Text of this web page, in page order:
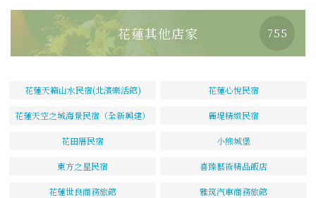
花蓮其他店家 755
花蓮天籟山水民宿(北濱樂活館) 花蓮心悅民宿
花蓮天空之城海景民宿（全新興建） 麗堤精緻民宿
花田厝民宿 小熊城堡
東方之星民宿 喜臻藝術精品飯店
花蓮世良商務旅館 雅筑汽車商務旅館